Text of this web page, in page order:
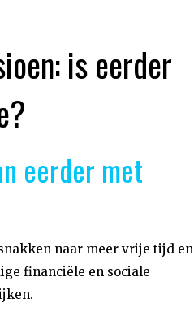
is eerder
eerder met
naar meer vrije tijd en
financiële en sociale